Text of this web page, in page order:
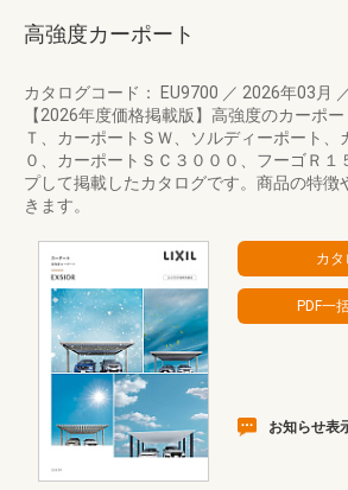
高強度カーポート
カタログコード： EU9700 ／ 2026年03月
【2026年度価格掲載版】高強度のカーポ
Ｔ、カーポートＳＷ、ソルディーポート、
０、カーポートＳＣ３０００、フーゴＲ１
プして掲載したカタログです。商品の特徴
きます。
お知らせ表